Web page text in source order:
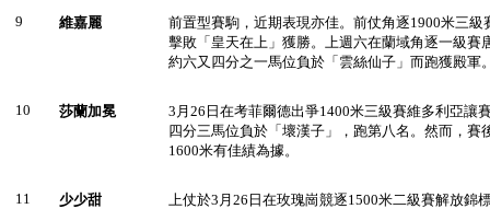
9 維嘉麗
前置型賽駒，近期表現亦佳。前仗角逐1900米三級
擊敗「皇天在上」獲勝。上週六在蘭域角逐一級賽
約六又四分之一馬位負於「雲絲仙子」而跑獲殿軍
10 莎蘭加冕
3月26日在考菲爾德出爭1400米三級賽維多利亞讓
四分三馬位負於「壞漢子」，跑第八名。然而，賽
1600米有佳績為據。
11 少少甜
上仗於3月26日在玫瑰崗競逐1500米二級賽解放錦